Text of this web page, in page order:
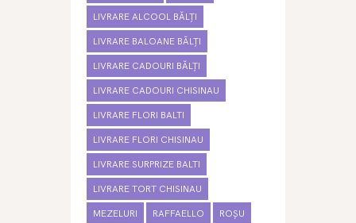
LIVRARE ALCOOL BĂLȚI
LIVRARE BALOANE BĂLȚI
LIVRARE CADOURI BĂLȚI
LIVRARE CADOURI CHISINAU
LIVRARE FLORI BALTI
LIVRARE FLORI CHISINAU
LIVRARE SURPRIZE BALTI
LIVRARE TORT CHISINAU
MEZELURI RAFFAELLO ROȘU